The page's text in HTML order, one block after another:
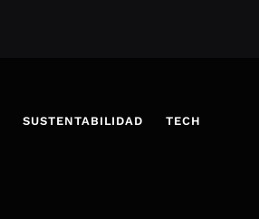
SUSTENTABILIDAD TECH